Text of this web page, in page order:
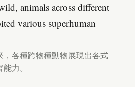
animals across different
various superhuman
，各種跨物種動物展現出各式
力。